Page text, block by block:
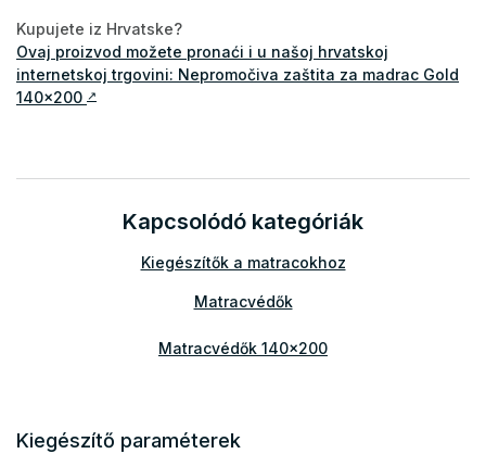
Kupujete iz Hrvatske?
Ovaj proizvod možete pronaći i u našoj hrvatskoj
internetskoj trgovini: Nepromočiva zaštita za madrac Gold
140x200 ↗
Kapcsolódó kategóriák
Kiegészítők a matracokhoz
Matracvédők
Matracvédők 140x200
Kiegészítő paraméterek